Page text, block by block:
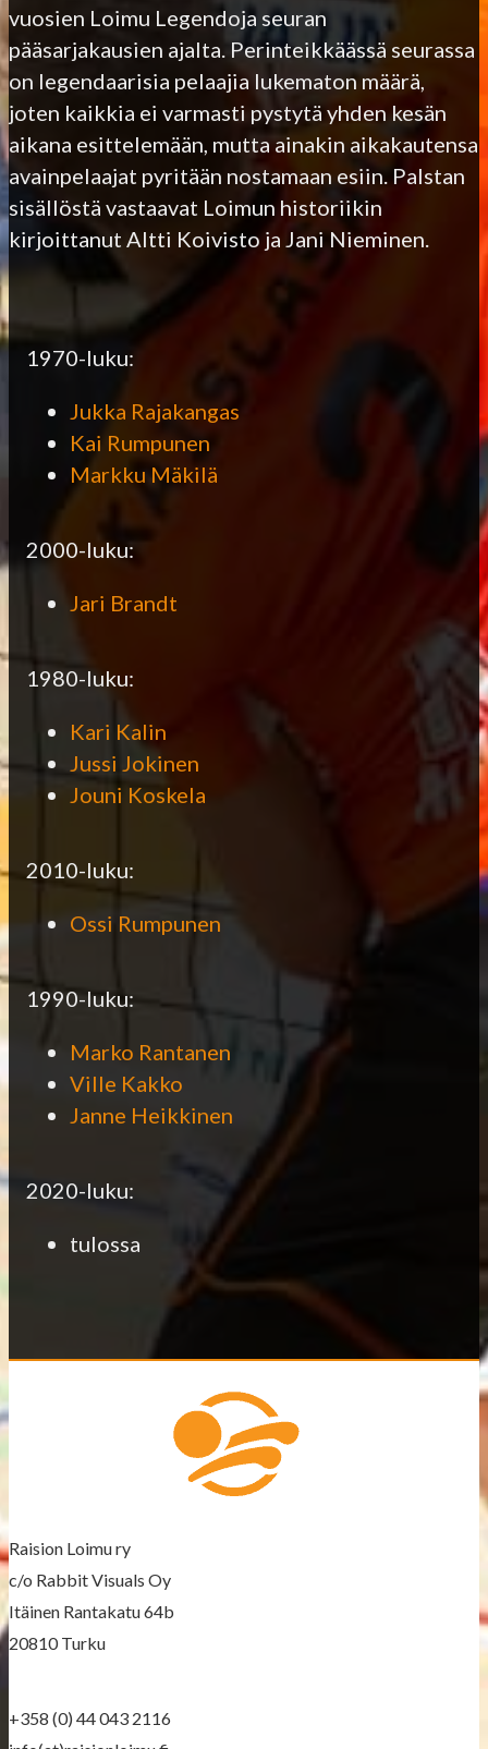
vuosien Loimu Legendoja seuran
pääsarjakausien ajalta. Perinteikkäässä seurassa
on legendaarisia pelaajia lukematon määrä,
joten kaikkia ei varmasti pystytä yhden kesän
aikana esittelemään, mutta ainakin aikakautensa
avainpelaajat pyritään nostamaan esiin. Palstan
sisällöstä vastaavat Loimun historiikin
kirjoittanut Altti Koivisto ja Jani Nieminen.
1970-luku:
Jukka Rajakangas
Kai Rumpunen
Markku Mäkilä
2000-luku:
Jari Brandt
1980-luku:
Kari Kalin
Jussi Jokinen
Jouni Koskela
2010-luku:
Ossi Rumpunen
1990-luku:
Marko Rantanen
Ville Kakko
Janne Heikkinen
2020-luku:
tulossa
Raision Loimu ry
c/o Rabbit Visuals Oy
Itäinen Rantakatu 64b
20810 Turku
+358 (0) 44 043 2116